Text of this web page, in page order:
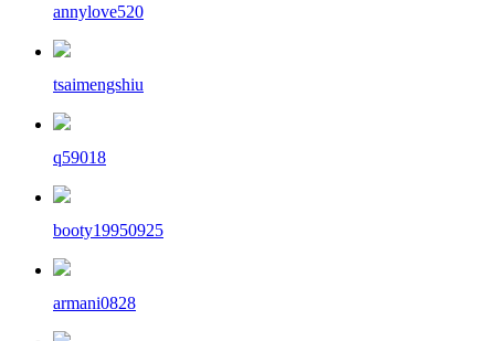
annylove520
tsaimengshiu
q59018
booty19950925
armani0828